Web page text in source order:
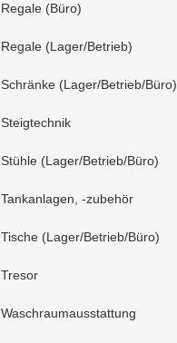
Regale (Büro)
Regale (Lager/Betrieb)
Schränke (Lager/Betrieb/Büro)
Steigtechnik
Stühle (Lager/Betrieb/Büro)
Tankanlagen, -zubehör
Tische (Lager/Betrieb/Büro)
Tresor
Waschraumausstattung